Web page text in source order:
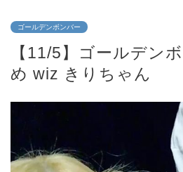
ゴールデンボンバー
【11/5】ゴールデン
め wiz きりちゃん